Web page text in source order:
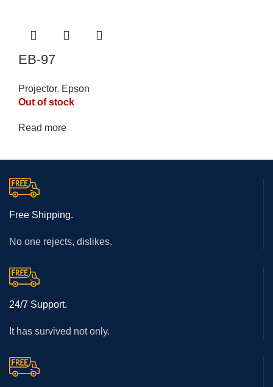
EB-97
Projector, Epson
Out of stock
Read more
Free Shipping.
No one rejects, dislikes.
24/7 Support.
It has survived not only.